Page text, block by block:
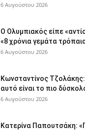
6 Αυγούστου 2026
Ο Ολυμπιακός είπε
«8 χρόνια γεμάτα
6 Αυγούστου 2026
Κωνσταντίνος
αυτό είναι το πιο
6 Αυγούστου 2026
Κατερίνα Παπουτσάκη: